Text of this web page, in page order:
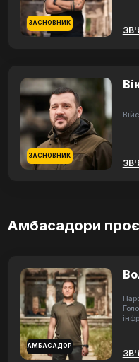
ЗАСНОВНИК
ЗАСНОВНИК
Амбасадори
АМБАСАДОР